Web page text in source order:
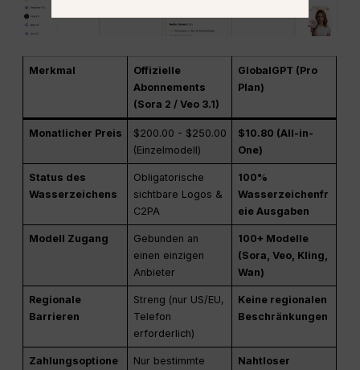
Merkmal
Offizielle
Abonnements
(Sora 2 / Veo 3.1)
GlobalGPT (Pro
Plan)
Monatlicher Preis
$200.00 - $250.00
(Einzelmodell)
$10.80 (All-in-
One)
Status des
Wasserzeichens
Obligatorische
sichtbare Logos &
C2PA
100%
Wasserzeichenfr
eie Ausgaben
Modell Zugang
Gebunden an
einen einzigen
Anbieter
100+ Modelle
(Sora, Veo, Kling,
Wan)
Regionale
Barrieren
Streng (nur US/EU,
Telefon
erforderlich)
Keine regionalen
Beschränkungen
Zahlungsoptione
Nur bestimmte
Nahtloser